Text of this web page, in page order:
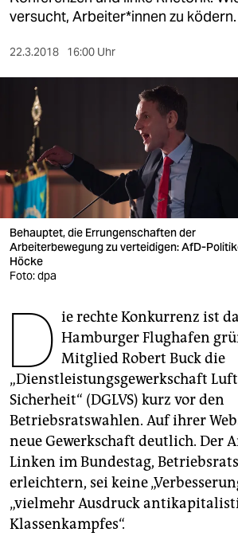
verlag
verlag
veranstaltungen
shop
fragen & hilfe
unterstützen
genossenschaft
epaper login
versucht, Arbeiter*innen zu ködern.
22.3.2018 16:00 Uhr
Behauptet, die Errungenschaften der
Arbeiterbewegung zu verteidigen: AfD-
Höcke
Foto: dpa
D ie rechte Konkurrenz ist
Hamburger Flughafen
Mitglied Robert Buck die
„Dienstleistungsgewerkschaft
Sicherheit“ (DGLVS) kurz vor den
Betriebsratswahlen. Auf ihrer
neue Gewerkschaft deutlich. Der
Linken im Bundestag,
erleichtern, sei keine
„vielmehr Ausdruck
Klassenkampfes“.